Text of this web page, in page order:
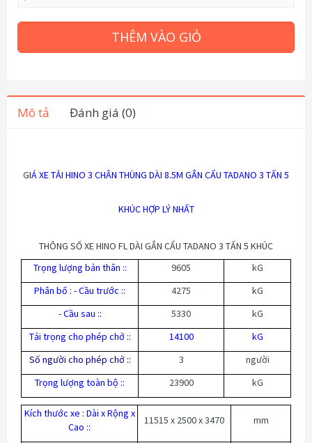
THÊM VÀO GIỎ
Mô tả Đánh giá (0)
GIÁ XE TẢI HINO 3 CHÂN THÙNG DÀI 8.5M GẮN CẨU TADANO 3 TẤN 5
KHÚC HỢP LÝ NHẤT
THÔNG SỐ XE HINO FL DÀI GẮN CẨU TADANO 3 TẤN 5 KHÚC
Trọng lượng bản thân :: 9605
kG
Phân bố : - Cầu trước :: 4275
kG
- Cầu sau :: 5330
kG
Tải trọng cho phép chở :: 14100
kG
Số người cho phép chở :: 3
người
Trọng lượng toàn bộ :: 23900 kG
Kích thước xe : Dài x Rộng x
Cao ::
11515 x 2500 x 3470 mm